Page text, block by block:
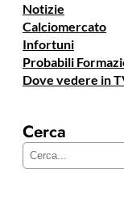
Notizie
Calciomercato
Infortuni
Probabili
Dove vedere in
Cerca